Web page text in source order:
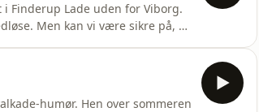
Finderup Lade uden for Viborg.
Men kan vi være sikre på, at
humør. Hen over sommeren